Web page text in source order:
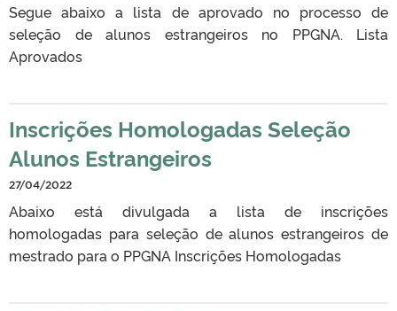
Segue abaixo a lista de aprovado no processo de
seleção de alunos estrangeiros no PPGNA. Lista
Aprovados
Inscrições Homologadas Seleção
Alunos Estrangeiros
27/04/2022
Abaixo está divulgada a lista de inscrições
homologadas para seleção de alunos estrangeiros de
mestrado para o PPGNA Inscrições Homologadas